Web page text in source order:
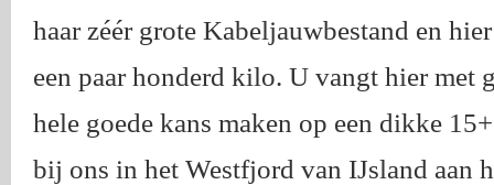
haar zéér grote Kabeljauwbestand en
een paar honderd kilo. U vangt hier met
hele goede kans maken op een dikke
bij ons in het Westfjord van IJsland aan